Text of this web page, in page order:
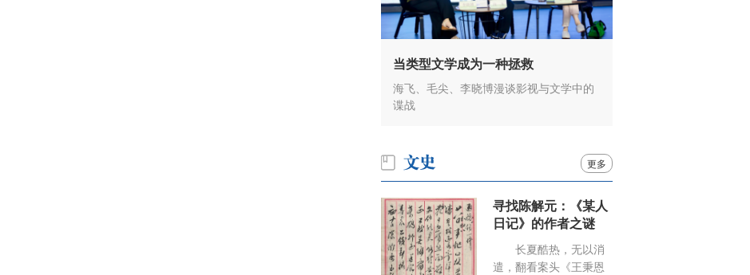
当类型文学成为一种拯救
海飞、毛尖、李晓博漫谈影视与文学中的
谍战
更多
寻找陈解元：《某人
日记》的作者之谜
长夏酷热，无以消
遣，翻看案头《王秉恩